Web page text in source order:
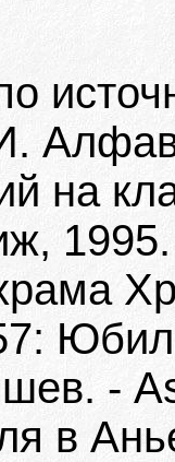
на
1995.
-
в